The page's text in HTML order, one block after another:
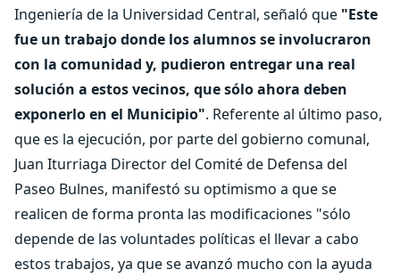
Ingeniería de la Universidad Central, señaló que "Este
fue un trabajo donde los alumnos se involucraron
con la comunidad y, pudieron entregar una real
solución a estos vecinos, que sólo ahora deben
exponerlo en el Municipio". Referente al último paso,
que es la ejecución, por parte del gobierno comunal,
Juan Iturriaga Director del Comité de Defensa del
Paseo Bulnes, manifestó su optimismo a que se
realicen de forma pronta las modificaciones "sólo
depende de las voluntades políticas el llevar a cabo
estos trabajos, ya que se avanzó mucho con la ayuda